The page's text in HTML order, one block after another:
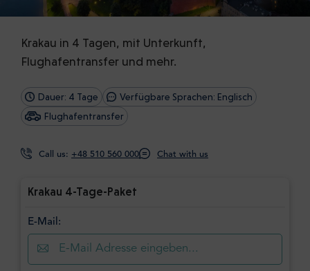
Krakau in 4 Tagen, mit Unterkunft,
Flughafentransfer und mehr.
Dauer: 4 Tage
Verfügbare Sprachen: Englisch
Flughafentransfer
Call us: +48 510 560 000 Chat with us
Krakau 4-Tage-Paket
E-Mail: